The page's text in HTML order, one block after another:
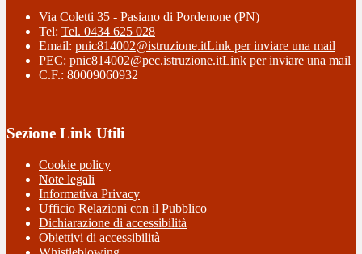
Via Coletti 35 - Pasiano di Pordenone (PN)
Tel: Tel. 0434 625 028
Email: pnic814002@istruzione.itLink per inviare una mail
PEC: pnic814002@pec.istruzione.itLink per inviare una mail
C.F.: 80009060932
Sezione Link Utili
Cookie policy
Note legali
Informativa Privacy
Ufficio Relazioni con il Pubblico
Dichiarazione di accessibilità
Obiettivi di accessibilità